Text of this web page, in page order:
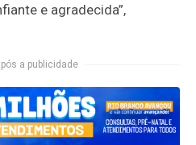
e agradecida”,
a publicidade